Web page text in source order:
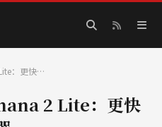
：更快…
2 Lite：更快